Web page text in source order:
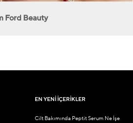
Ford Beauty
EN YENİ İÇERİKLER
Cilt Bakımında Peptit Serum Ne İşe